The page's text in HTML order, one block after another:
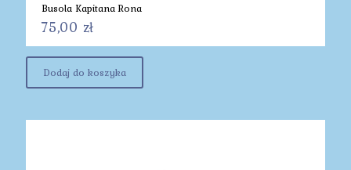
Busola Kapitana Rona
75,00 zł
Dodaj do koszyka